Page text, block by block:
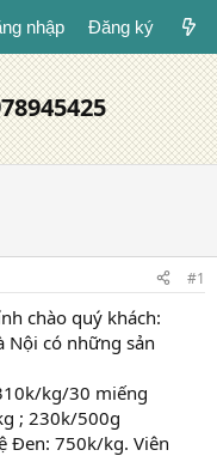
nhập Đăng ký
#1
chào quý khách:
Nội có những sản
kg/30 miếng
; 230k/500g
Đen: 750k/kg. Viên